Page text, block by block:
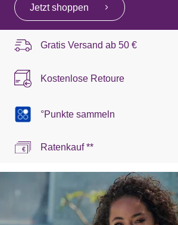
Jetzt shoppen
Gratis Versand ab 50 €
Kostenlose Retoure
°Punkte sammeln
Ratenkauf **